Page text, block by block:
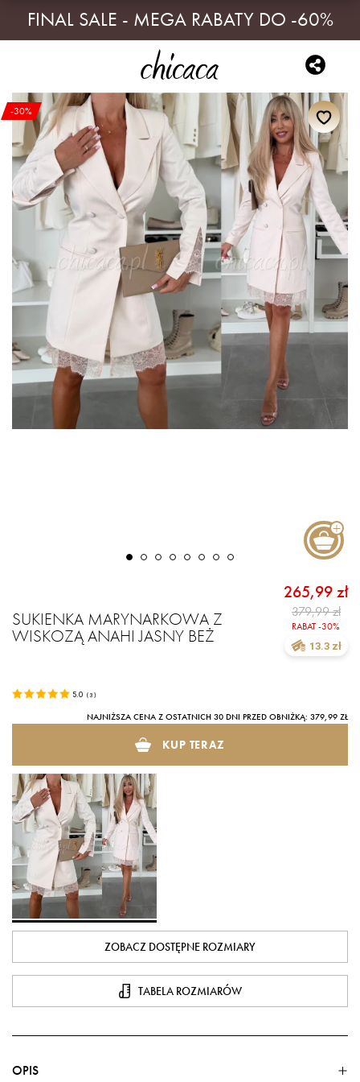
FINAL SALE - MEGA RABATY DO -60%
-30%
SUKIENKA MARYNARKOWA Z
WISKOZĄ ANAHI JASNY BEŻ
265,99 zł
RABAT -30%
379,99 zł
13.3 zł
5.0 ( 3 )
NAJNIŻSZA CENA Z OSTATNICH 30 DNI PRZED OBNIŻKĄ: 379,99 ZŁ
KUP TERAZ
ZOBACZ DOSTĘPNE ROZMIARY
TABELA ROZMIARÓW
OPIS